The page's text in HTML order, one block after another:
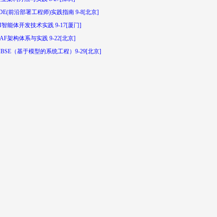
前沿部署工程师)实践指南 9-8[北京]
能体开发技术实践 9-17[厦门]
架构体系与实践 9-22[北京]
（基于模型的系统工程）9-29[北京]